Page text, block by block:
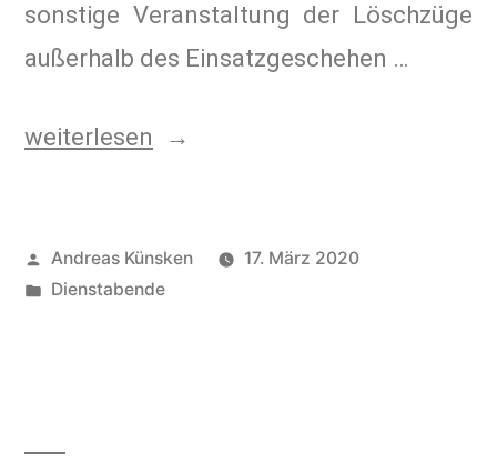
sonstige Veranstaltung der Löschzüge
außerhalb des Einsatzgeschehen …
weiterlesen
Andreas Künsken
17. März 2020
Dienstabende